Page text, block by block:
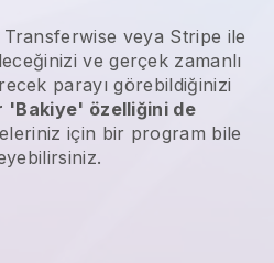
Transferwise veya Stripe ile
ve gerçek zamanlı
parayı görebildiğinizi
'Bakiye' özelliğini de
için bir program bile